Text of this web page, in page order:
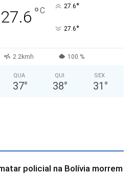
27.6 °C 27.6°
27.6°
2.2kmh 100 %
QUA
37°
QUI
38°
SEX
31 °
policial na Bolívia morrem